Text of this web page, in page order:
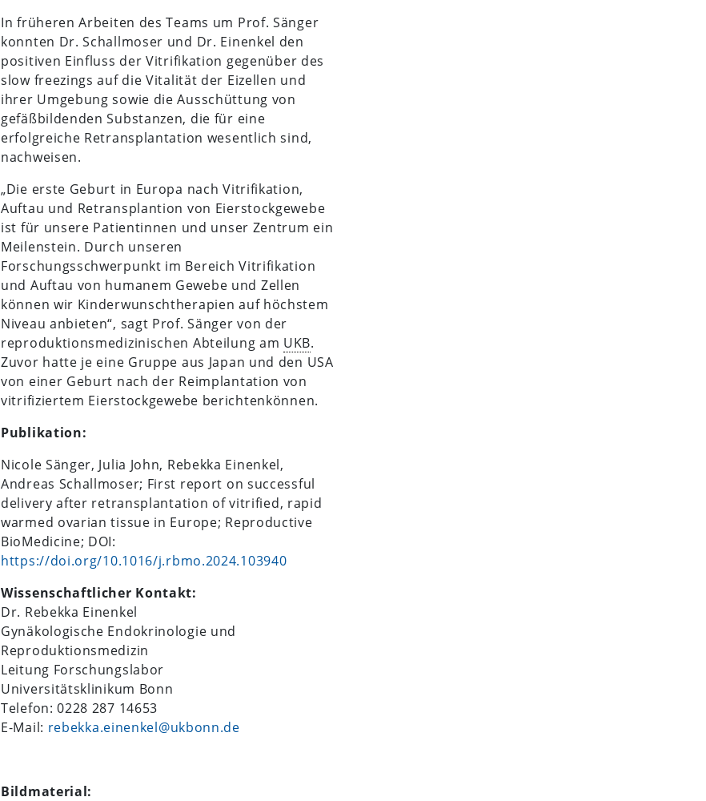
In früheren Arbeiten des Teams um Prof. Sänger
konnten Dr. Schallmoser und Dr. Einenkel den
positiven Einfluss der Vitrifikation gegenüber des
slow freezings auf die Vitalität der Eizellen und
ihrer Umgebung sowie die Ausschüttung von
gefäßbildenden Substanzen, die für eine
erfolgreiche Retransplantation wesentlich sind,
nachweisen.
„Die erste Geburt in Europa nach Vitrifikation,
Auftau und Retransplantion von Eierstockgewebe
ist für unsere Patientinnen und unser Zentrum ein
Meilenstein. Durch unseren
Forschungsschwerpunkt im Bereich Vitrifikation
und Auftau von humanem Gewebe und Zellen
können wir Kinderwunschtherapien auf höchstem
Niveau anbieten“, sagt Prof. Sänger von der
reproduktionsmedizinischen Abteilung am UKB.
Zuvor hatte je eine Gruppe aus Japan und den USA
von einer Geburt nach der Reimplantation von
vitrifiziertem Eierstockgewebe berichtenkönnen.
Publikation:
Nicole Sänger, Julia John, Rebekka Einenkel,
Andreas Schallmoser; First report on successful
delivery after retransplantation of vitrified, rapid
warmed ovarian tissue in Europe; Reproductive
BioMedicine; DOI:
https://doi.org/10.1016/j.rbmo.2024.103940
Wissenschaftlicher Kontakt:
Dr. Rebekka Einenkel
Gynäkologische Endokrinologie und
Reproduktionsmedizin
Leitung Forschungslabor
Universitätsklinikum Bonn
Telefon: 0228 287 14653
E-Mail: rebekka.einenkel@ukbonn.de
Bildmaterial: